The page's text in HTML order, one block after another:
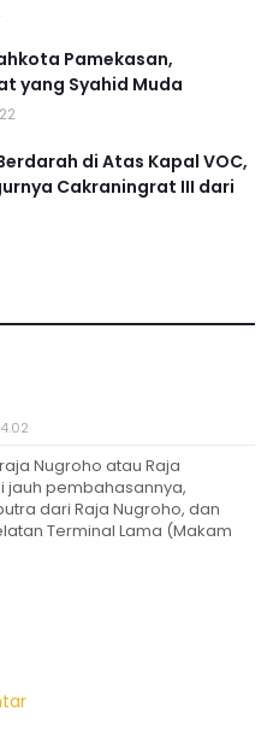
Pamekasan,
yang Syahid Muda
di Atas Kapal VOC,
Cakraningrat III dari
Nugroho atau Raja
jauh pembahasannya,
dari Raja Nugroho, dan
Terminal Lama (Makam